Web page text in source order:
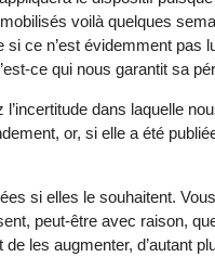
voilà quelques
ce n’est évidemment pas
ce qui nous garantit sa
dans laquelle
or, si elle a été
si elles le souhaitent.
peut-être avec raison,
les augmenter, d’autant